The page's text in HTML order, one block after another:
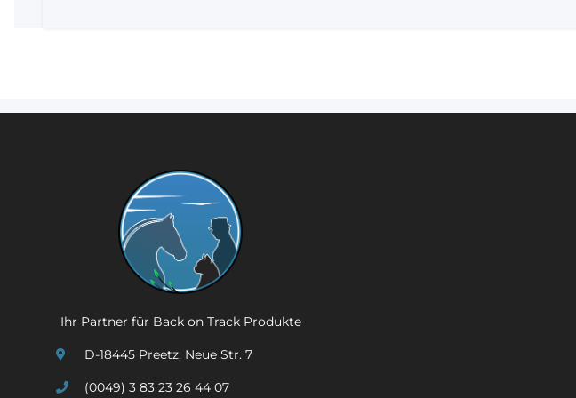
Ihr Partner für Back on Track Produkte
D-18445 Preetz, Neue Str. 7
(0049) 3 83 23 26 44 07